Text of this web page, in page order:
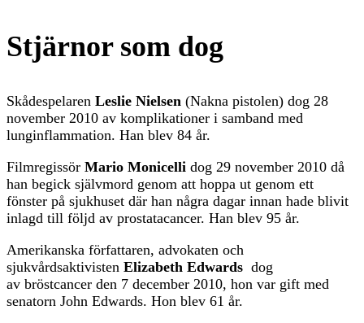
Stjärnor som dog
Skådespelaren Leslie Nielsen (Nakna pistolen) dog 28
november 2010 av komplikationer i samband med
lunginflammation. Han blev 84 år.
Filmregissör Mario Monicelli dog 29 november 2010 då
han begick självmord genom att hoppa ut genom ett
fönster på sjukhuset där han några dagar innan hade blivit
inlagd till följd av prostatacancer. Han blev 95 år.
Amerikanska författaren, advokaten och
sjukvårdsaktivisten Elizabeth Edwards dog
av bröstcancer den 7 december 2010, hon var gift med
senatorn John Edwards. Hon blev 61 år.